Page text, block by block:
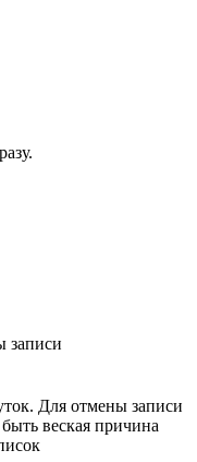
записи
Для отмены записи
веская причина